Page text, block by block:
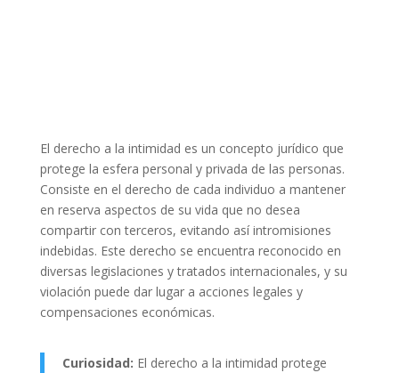
El derecho a la intimidad es un concepto jurídico que
protege la esfera personal y privada de las personas.
Consiste en el derecho de cada individuo a mantener
en reserva aspectos de su vida que no desea
compartir con terceros, evitando así intromisiones
indebidas. Este derecho se encuentra reconocido en
diversas legislaciones y tratados internacionales, y su
violación puede dar lugar a acciones legales y
compensaciones económicas.
Curiosidad: El derecho a la intimidad protege